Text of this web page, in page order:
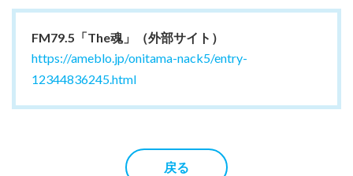
FM79.5「The魂」（外部サイト）
https://ameblo.jp/onitama-nack5/entry-
12344836245.html
戻る